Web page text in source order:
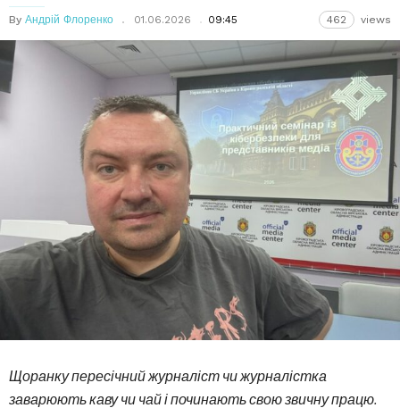
By Андрій Флоренко 01.06.2026 09:45 462 views
Щоранку пересічний журналіст чи журналістка
заварюють каву чи чай і починають свою звичну працю.